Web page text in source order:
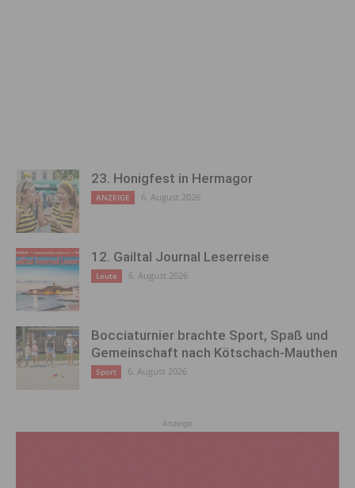
23. Honigfest in Hermagor
ANZEIGE 6. August 2026
12. Gailtal Journal Leserreise
Leute 6. August 2026
Bocciaturnier brachte Sport, Spaß und
Gemeinschaft nach Kötschach-Mauthen
Sport 6. August 2026
Anzeige